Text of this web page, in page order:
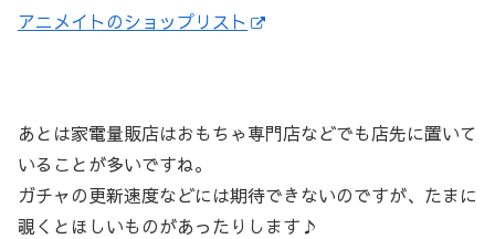
アニメイトのショップリスト
あとは家電量販店はおもちゃ専門店などでも店先に置いて
いることが多いですね。
ガチャの更新速度などには期待できないのですが、たまに
覗くとほしいものがあったりします♪